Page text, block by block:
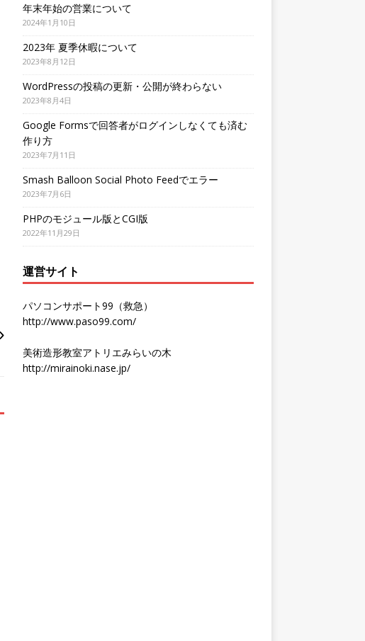
年末年始の営業について
2024年1月10日
2023年 夏季休暇について
2023年8月12日
WordPressの投稿の更新・公開が終わらない
2023年8月4日
Google Formsで回答者がログインしなくても済む
作り方
2023年7月11日
Smash Balloon Social Photo Feedでエラー
2023年7月6日
PHPのモジュール版とCGI版
2022年11月29日
運営サイト
パソコンサポート99（救急）
http://www.paso99.com/
美術造形教室アトリエみらいの木
http://mirainoki.nase.jp/